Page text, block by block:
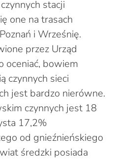
stacji
one na trasach
i Wrześnię.
przez Urząd
oceniać, bowiem
czynnych sieci
jest bardzo nierówne.
czynnych jest 18
17,2%
od gnieźnieńskiego
średzki posiada